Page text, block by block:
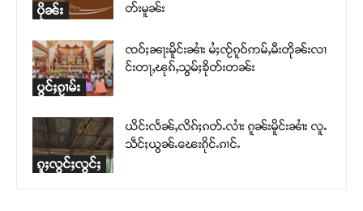
ပိုၼ်း
တ်းမူၼ်း
ပွင်ႈၵႂၢမ်း
ၸဝ်ႈၼႃးမိူင်းၼၢႆး မႆႈၸႂ်ၵူဝ်ဢမ်ႇမီးတိုၼ်းလၢ
င်းတႃႇၽုၵ်ႇသွမ်ႈၶိုတ်းတၼ်း
ၵူႈလွင်ႈလွင်ႈ
ယိင်းလႅၼ်ႇလိၵ်ႈၵတ်ႉလၢႆး ၵူၼ်းမိူင်းၼၢႆး လူႉ
သဵင်ႈယွၼ်ႉၽေးၵိုင်ႉၵၢင်ႉ